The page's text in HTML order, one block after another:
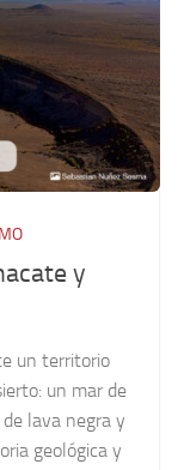
y
un territorio
un mar de
lava negra y
geológica y